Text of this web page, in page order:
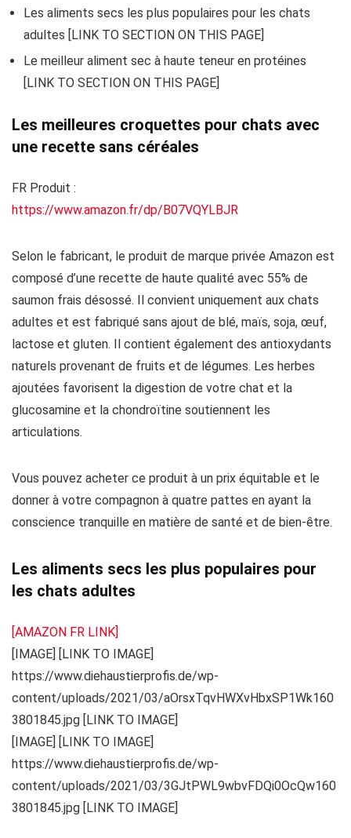
Les aliments secs les plus populaires pour les chats
adultes [LINK TO SECTION ON THIS PAGE]
Le meilleur aliment sec à haute teneur en protéines
[LINK TO SECTION ON THIS PAGE]
Les meilleures croquettes pour chats avec
une recette sans céréales
FR Produit :
https://www.amazon.fr/dp/B07VQYLBJR
Selon le fabricant, le produit de marque privée Amazon est
composé d’une recette de haute qualité avec 55% de
saumon frais désossé. Il convient uniquement aux chats
adultes et est fabriqué sans ajout de blé, maïs, soja, œuf,
lactose et gluten. Il contient également des antioxydants
naturels provenant de fruits et de légumes. Les herbes
ajoutées favorisent la digestion de votre chat et la
glucosamine et la chondroïtine soutiennent les
articulations.
Vous pouvez acheter ce produit à un prix équitable et le
donner à votre compagnon à quatre pattes en ayant la
conscience tranquille en matière de santé et de bien-être.
Les aliments secs les plus populaires pour
les chats adultes
[AMAZON FR LINK]
[IMAGE] [LINK TO IMAGE]
https://www.diehaustierprofis.de/wp-
content/uploads/2021/03/aOrsxTqvHWXvHbxSP1Wk160
3801845.jpg [LINK TO IMAGE]
[IMAGE] [LINK TO IMAGE]
https://www.diehaustierprofis.de/wp-
content/uploads/2021/03/3GJtPWL9wbvFDQi0OcQw160
3801845.jpg [LINK TO IMAGE]